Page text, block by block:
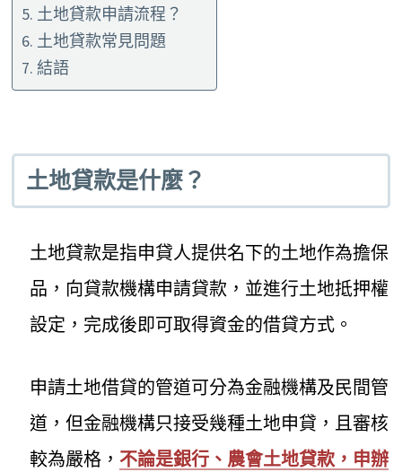
土地貸款申請流程？
土地貸款常見問題
結語
土地貸款是什麼？
土地貸款是指申貸人提供名下的土地作為擔保
品，向貸款機構申請貸款，並進行土地抵押權
設定，完成後即可取得資金的借貸方式。
申請土地借貸的管道可分為金融機構及民間管
道，但金融機構只接受幾種土地申貸，且審核
較為嚴格，不論是銀行、農會土地貸款，申辦